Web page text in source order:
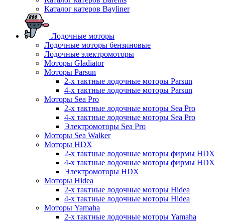
Каталог катеров Bayliner
Лодочные моторы
Лодочные моторы бензиновые
Лодочные электромоторы
Моторы Gladiator
Моторы Parsun
2-х тактные лодочные моторы Parsun
4-х тактные лодочные моторы Parsun
Моторы Sea Pro
2-х тактные лодочные моторы Sea Pro
4-х тактные лодочные моторы Sea Pro
Электромоторы Sea Pro
Моторы Sea Walker
Моторы HDX
2-х тактные лодочные моторы фирмы HDX
4-х тактные лодочные моторы фирмы HDX
Электромоторы HDX
Моторы Hidea
2-х тактные лодочные моторы Hidea
4-х тактные лодочные моторы Hidea
Моторы Yamaha
2-х тактные лодочные моторы Yamaha